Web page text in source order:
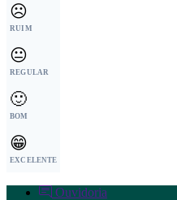
☹️
RUIM
😐
REGULAR
🙂
BOM
😁
EXCELENTE
Ouvidoria